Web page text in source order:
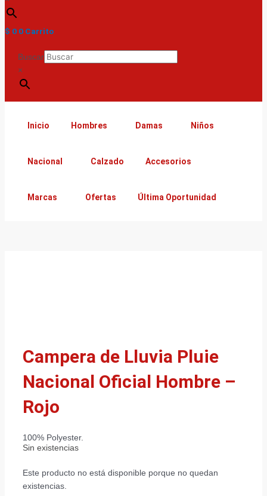
$ 0 0 Carrito
Buscar
×
Inicio Hombres Damas Niños
Nacional Calzado Accesorios
Marcas Ofertas Última Oportunidad
Campera de Lluvia Pluie
Nacional Oficial Hombre –
Rojo
100% Polyester.
Sin existencias
Este producto no está disponible porque no quedan
existencias.